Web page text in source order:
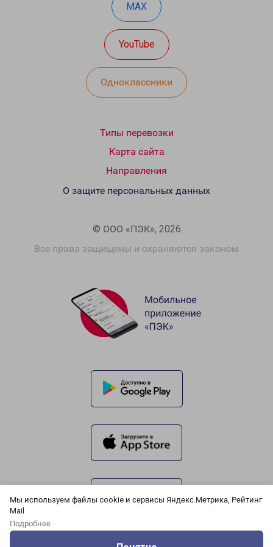
Мы используем файлы cookie и сервисы Яндекс.Метрика, Рейтинг
Mail
Подробнее
MAX
YouTube
Одноклассники
Типы перевозки
Карта сайта
Направления
© ООО «ПЭК», 2026
Все права защищены и охраняются законом
О защите персональных данных